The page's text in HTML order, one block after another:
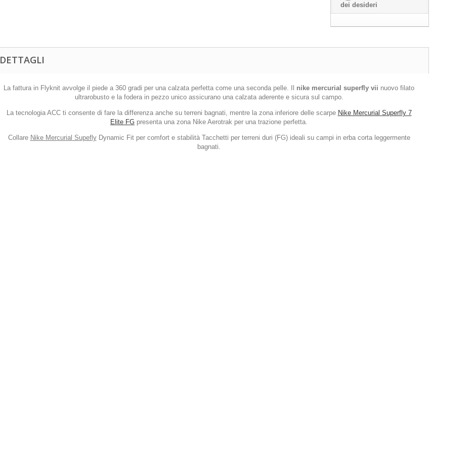
dei desideri
DETTAGLI
La fattura in Flyknit avvolge il piede a 360 gradi per una calzata perfetta come una seconda pelle. Il nike mercurial superfly vii nuovo filato
ultrarobusto e la fodera in pezzo unico assicurano una calzata aderente e sicura sul campo.
La tecnologia ACC ti consente di fare la differenza anche su terreni bagnati, mentre la zona inferiore delle scarpe Nike Mercurial Superfly 7
Elite FG presenta una zona Nike Aerotrak per una trazione perfetta.
Collare Nike Mercurial SupeflyDynamic Fit per comfort e stabilità Tacchetti per terreni duri (FG) ideali su campi in erba corta leggermente
bagnati.